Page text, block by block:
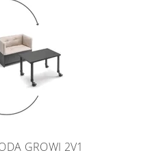
GROWI 2V1